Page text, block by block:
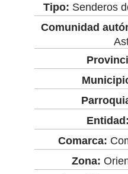
Tipo: Senderos
Comunidad
Entidad:
Comarca:
Zona: